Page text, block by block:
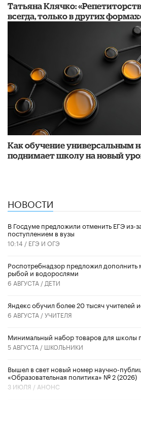
​Татьяна Клячко:
всегда, только в других
​Как обучение универсальным
поднимает школу на новый
НОВОСТИ
В Госдуме предложили отменить ЕГЭ из-
поступлением в вузы
10:14 / ЕГЭ И ОГЭ
Роспотребнадзор предложил
рыбой и водорослями
6 АВГУСТА / ДЕТИ
​Яндекс обучил более 20 тысяч учителей
6 АВГУСТА /УЧИТЕЛЯ
Минимальный набор товаров для школы
5 АВГУСТА / ШКОЛЬНИКИ
Вышел в свет новый номер научно-
«Образовательная политика» № 2 (2026)
3 ИЮЛЯ / АНОНС